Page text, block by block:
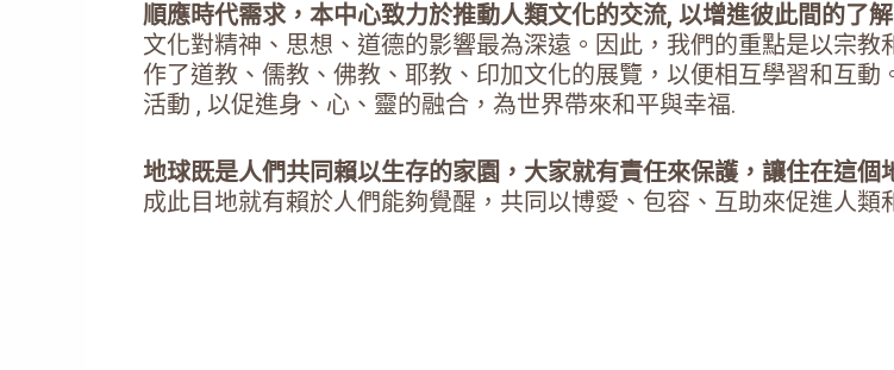
順應時代需求，本中心致力於推動人類文化的交流, 以增進彼此間的了
文化對精神、思想、道德的影響最為深遠。因此，我們的重點是以宗
作了道教、儒教、佛教、耶教、印加文化的展覽，以便相互學習和互
活動 , 以促進身、心、靈的融合，為世界帶來和平與幸福.
地球既是人們共同賴以生存的家園，大家就有責任來保護，讓住在這個
成此目地就有賴於人們能夠覺醒，共同以博愛、包容、互助來促進人類